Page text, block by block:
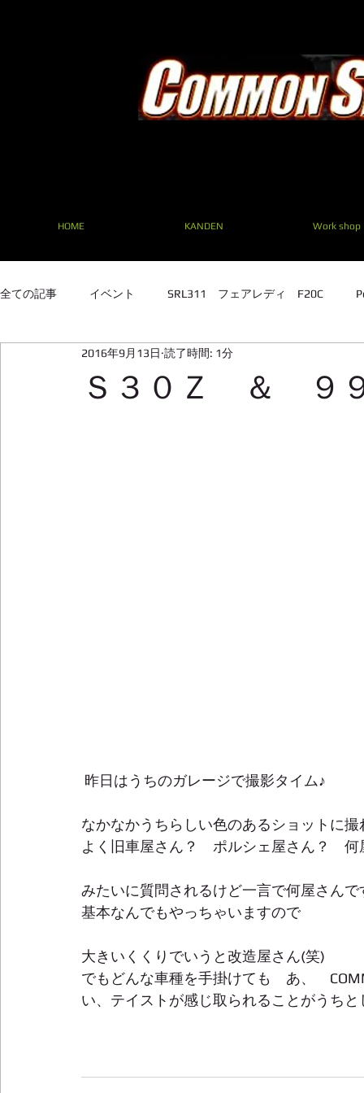
HOME KANDEN Work shop
全ての記事 イベント SRL311 フェアレディ F20C
SRL311 フェアレディ F20C TE27 ２TG
Ｓ３０Ｚ ＆ ９９
2016年9月13日 読了時間: 1分
昨日はうちのガレージで撮影タイム♪
なかなかうちらしい色のあるショットに
よく旧車屋さん？　ポルシェ屋さん？　
みたいに質問されるけど一言で何屋さん
基本なんでもやっちゃいますので
大きいくくりでいうと改造屋さん(笑)
でもどんな車種を手掛けても　あ、　
い、テイストが感じ取られることがうち